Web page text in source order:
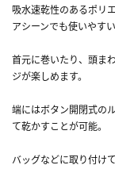
吸水速乾性のあるポリ
アシーンでも使いやす
首元に巻いたり、頭ま
ジが楽しめます。
端にはボタン開閉式の
て乾かすことが可能。
バッグなどに取り付け